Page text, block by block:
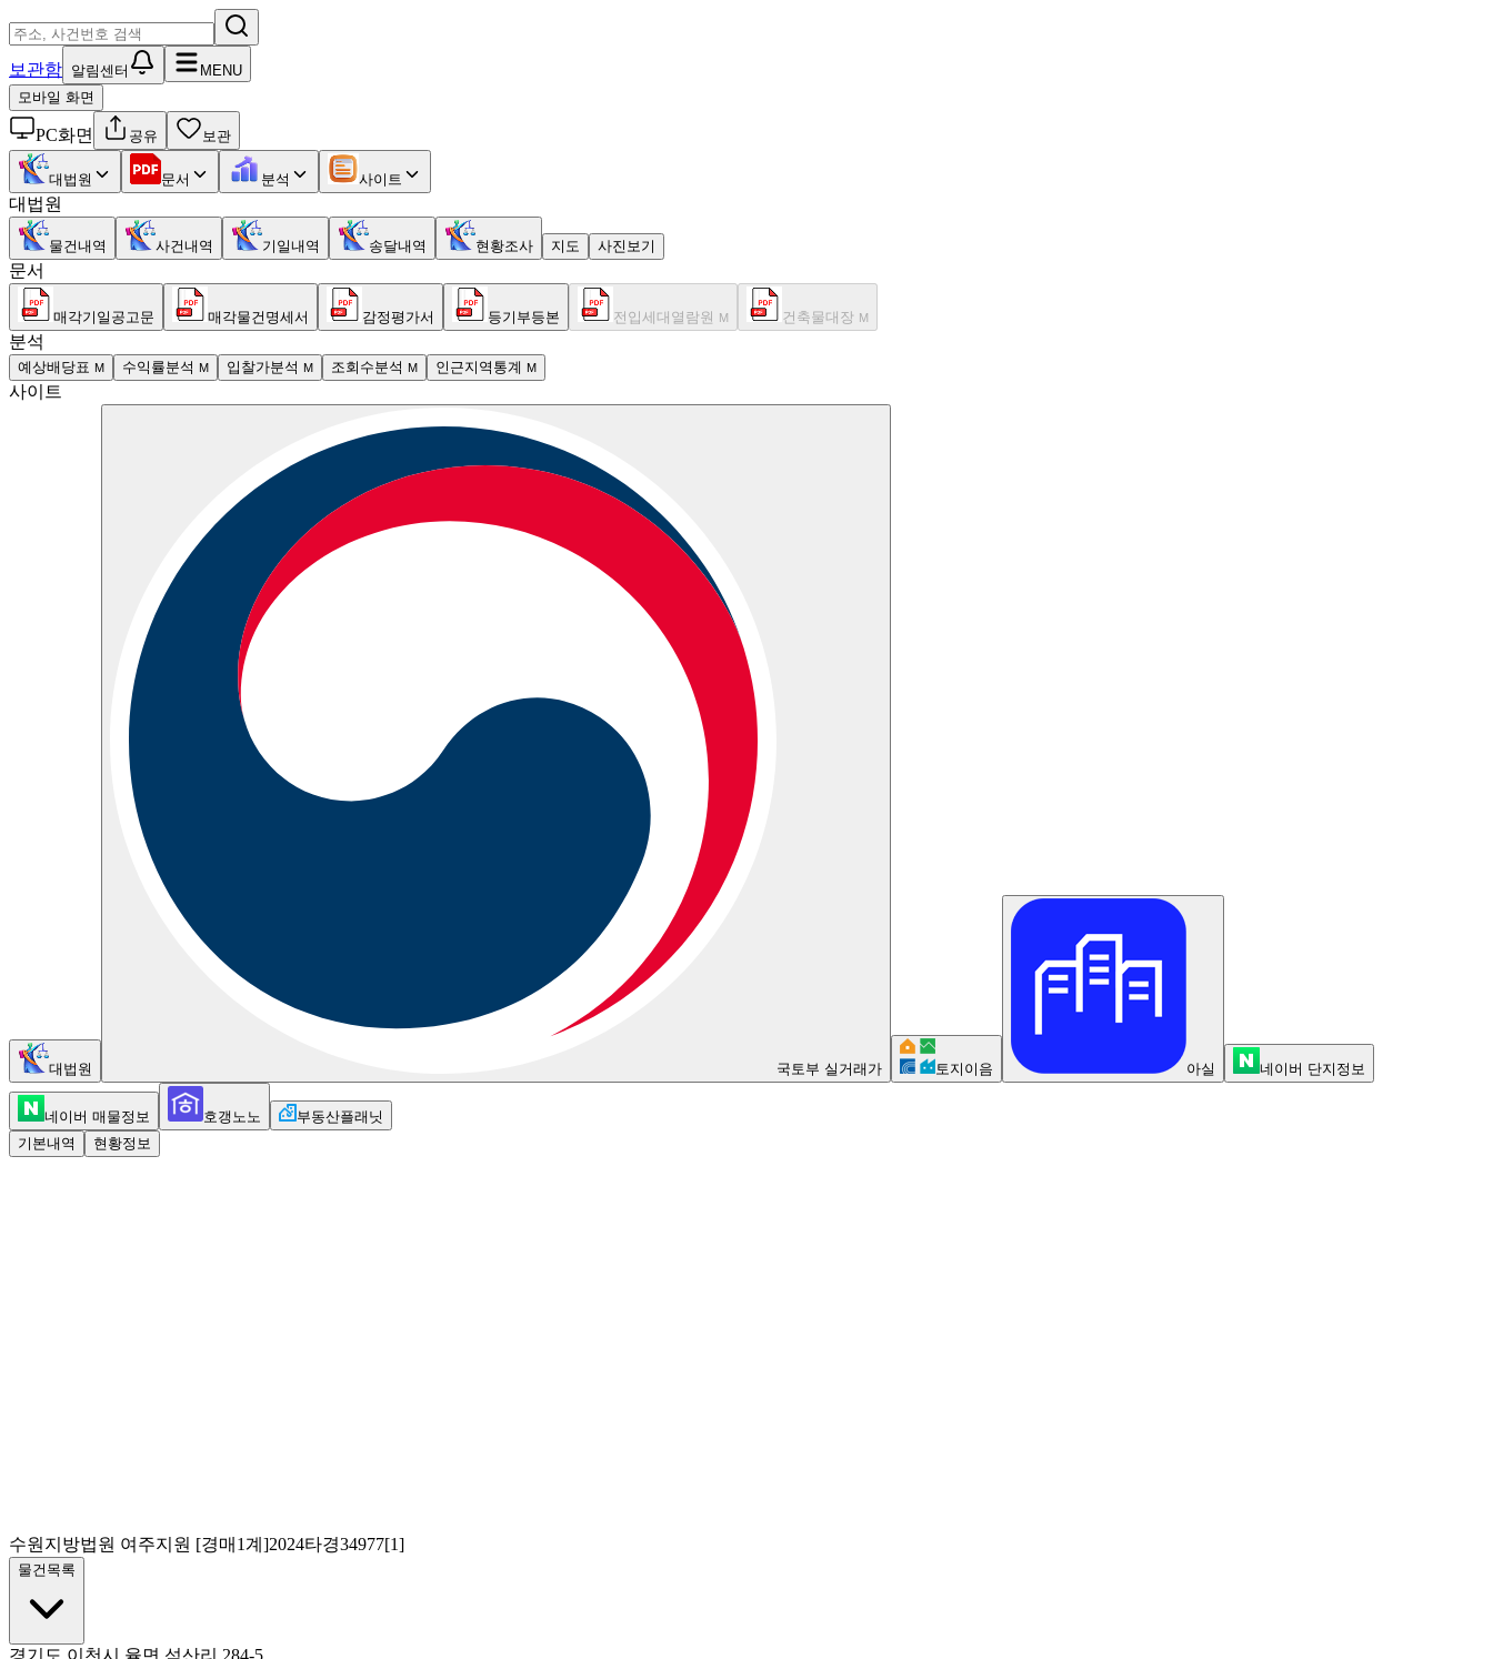
보관함 알림센터
MENU
모바일 화면
PC화면 공유 보관
대법원 문서 분석 사이트
대법원
물건내역 사건내역 기일내역 송달내역 현황조사 지도 사진보기
문서
매각기일공고문 매각물건명세서 감정평가서 등기부등본 전입세대열람원 M 건축물대장 M
분석
예상배당표 M 수익률분석 M 입찰가분석 M 조회수분석 M 인근지역통계 M
사이트
대법원 국토부 실거래가 토지이음 아실 네이버 단지정보
네이버 매물정보 호갱노노
부동산플래닛
기본내역
현황정보
수원지방법원 여주지원 [경매1계]2024타경34977[1]
물건목록
경기도 이천시 율면 석산리 284-5